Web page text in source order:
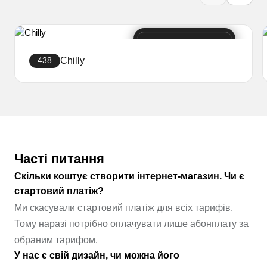
438 Chilly
Часті питання
Скільки коштує створити інтернет-магазин. Чи є
стартовий платіж?
Ми скасували стартовий платіж для всіх тарифів.
Тому наразі потрібно оплачувати лише абонплату за
обраним тарифом.
У нас є свій дизайн, чи можна його